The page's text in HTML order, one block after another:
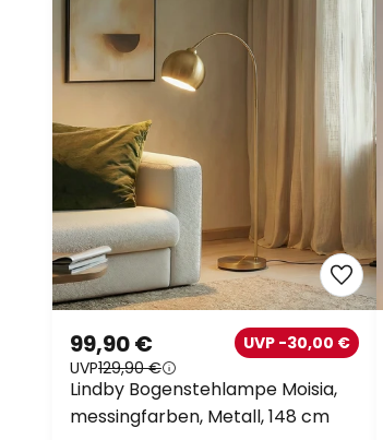
99,90 €
UVP129,90 €
UVP -30,00 €
Lindby Bogenstehlampe Moisia,
messingfarben, Metall, 148 cm